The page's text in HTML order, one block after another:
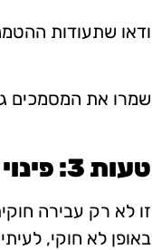
ודאו שתעודות
שמרו את המסמכים
טעות 3: פינוי לאתרים פיראטיים
זו לא רק עבירה
באופן לא חוקי,